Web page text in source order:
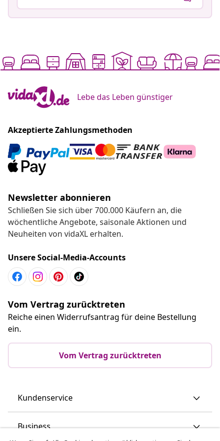
Lebe das Leben günstiger
Akzeptierte Zahlungsmethoden
Newsletter abonnieren
Schließen Sie sich über 700.000 Käufern an, die
wöchentliche Angebote, saisonale Aktionen und
Neuheiten von vidaXL erhalten.
Unsere Social-Media-Accounts
Vom Vertrag zurücktreten
Reiche einen Widerrufsantrag für deine Bestellung
ein.
Vom Vertrag zurücktreten
Kundenservice
Business